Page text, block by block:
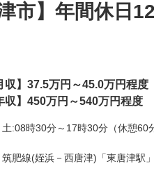
津市】年間休日
収】37.5万円～45.0万円程度
収】450万円～540万円程度
土:08時30分～17時30分（休憩60
筑肥線(姪浜－西唐津)「東唐津駅